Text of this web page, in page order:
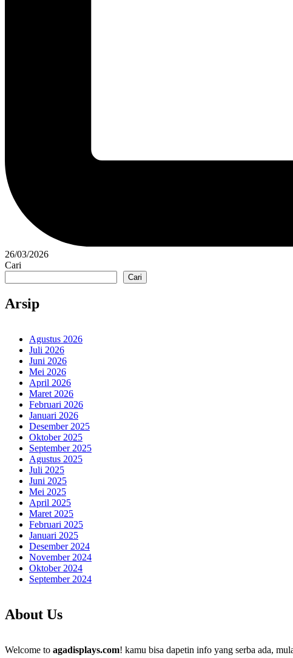
26/03/2026
Cari
Cari
Arsip
Agustus 2026
Juli 2026
Juni 2026
Mei 2026
April 2026
Maret 2026
Februari 2026
Januari 2026
Desember 2025
Oktober 2025
September 2025
Agustus 2025
Juli 2025
Juni 2025
Mei 2025
April 2025
Maret 2025
Februari 2025
Januari 2025
Desember 2024
November 2024
Oktober 2024
September 2024
About Us
Welcome to agadisplays.com! kamu bisa dapetin info yang serba ada,